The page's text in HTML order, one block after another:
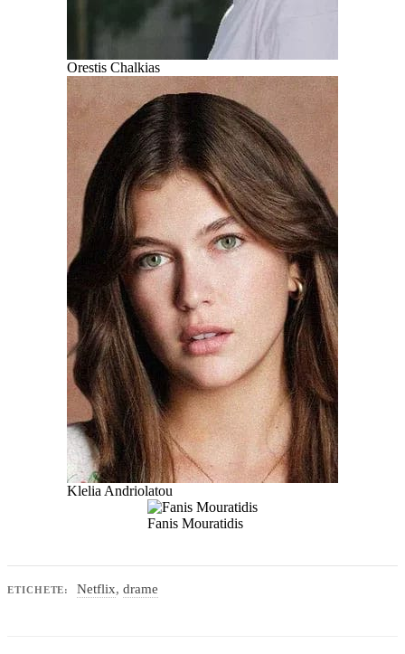
Orestis Chalkias
Klelia Andriolatou
Fanis Mouratidis
ETICHETE: Netflix, drame